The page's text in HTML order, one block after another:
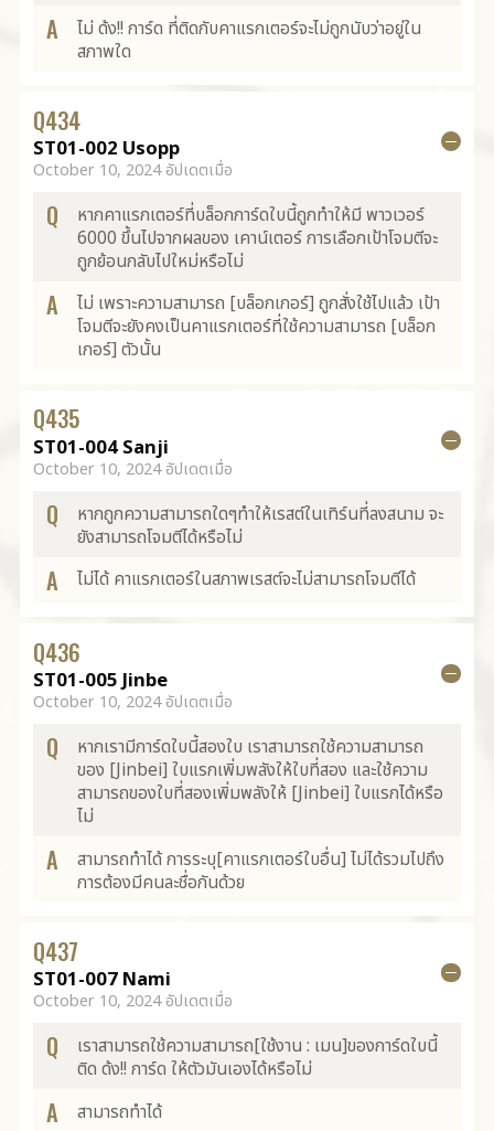
A
ไม่ ด้ง!! การ์ด ที่ติดกับคาแรกเตอร์จะไม่ถูกนับว่าอยู่ใน
สภาพใด
Q434
ST01-002 Usopp
October 10, 2024 อัปเดตเมื่อ
Q
หากคาแรกเตอร์ที่บล็อกการ์ดใบนี้ถูกทำให้มี พาวเวอร์
6000 ขึ้นไปจากผลของ เคาน์เตอร์ การเลือกเป้าโจมตีจะ
ถูกย้อนกลับไปใหม่หรือไม่
A
ไม่ เพราะความสามารถ [บล็อกเกอร์] ถูกสั่งใช้ไปแล้ว เป้า
โจมตีจะยังคงเป็นคาแรกเตอร์ที่ใช้ความสามารถ [บล็อก
เกอร์] ตัวนั้น
Q435
ST01-004 Sanji
October 10, 2024 อัปเดตเมื่อ
Q
หากถูกความสามารถใดๆทำให้เรสต์ในเทิร์นที่ลงสนาม จะ
ยังสามารถโจมตีได้หรือไม่
A ไม่ได้ คาแรกเตอร์ในสภาพเรสต์จะไม่สามารถโจมตีได้
Q436
ST01-005 Jinbe
October 10, 2024 อัปเดตเมื่อ
Q
หากเรามีการ์ดใบนี้สองใบ เราสามารถใช้ความสามารถ
ของ [Jinbei] ใบแรกเพิ่มพลังให้ใบที่สอง และใช้ความ
สามารถของใบที่สองเพิ่มพลังให้ [Jinbei] ใบแรกได้หรือ
ไม่
A
สามารถทำได้ การระบุ[คาแรกเตอร์ใบอื่น] ไม่ได้รวมไปถึง
การต้องมีคนละชื่อกันด้วย
Q437
ST01-007 Nami
October 10, 2024 อัปเดตเมื่อ
Q
เราสามารถใช้ความสามารถ[ใช้งาน : เมน]ของการ์ดใบนี้
ติด ด้ง!! การ์ด ให้ตัวมันเองได้หรือไม่
A สามารถทำได้